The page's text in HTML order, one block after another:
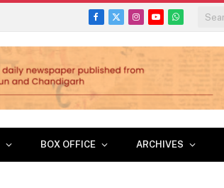
Facebook
X
Instagram
YouTubeWhatsApp
BOX OFFICE ARCHIVES